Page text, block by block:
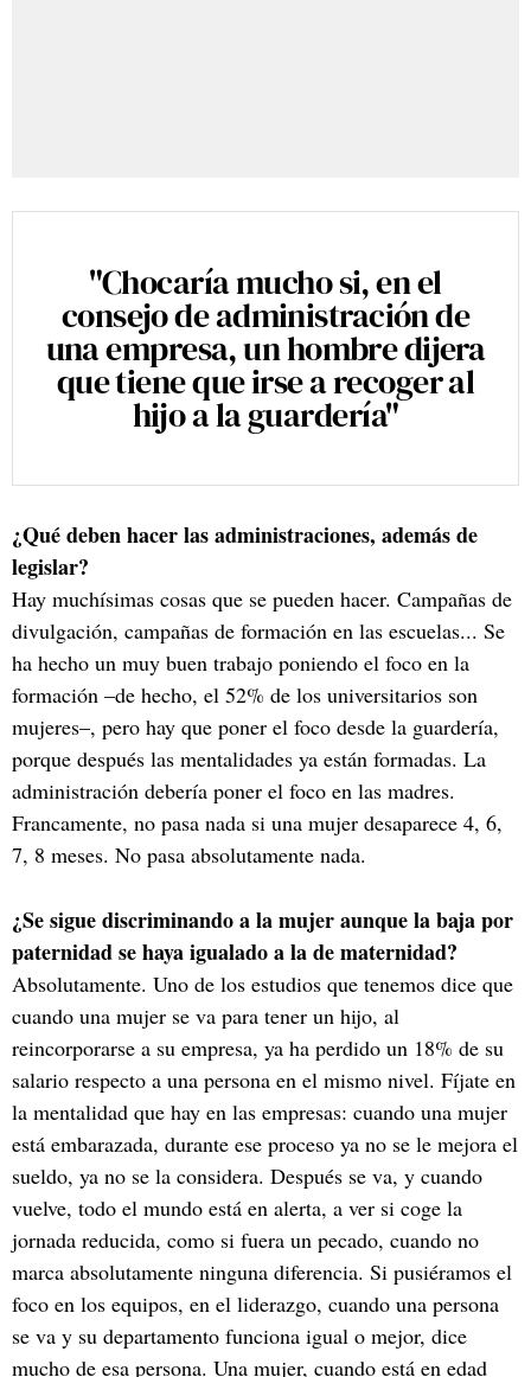
"Chocaría mucho si, en el
consejo de administración de
una empresa, un hombre dijera
que tiene que irse a recoger al
hijo a la guardería"
¿Qué deben hacer las administraciones, además de
legislar?
Hay muchísimas cosas que se pueden hacer. Campañas de
divulgación, campañas de formación en las escuelas... Se
ha hecho un muy buen trabajo poniendo el foco en la
formación –de hecho, el 52% de los universitarios son
mujeres–, pero hay que poner el foco desde la guardería,
porque después las mentalidades ya están formadas. La
administración debería poner el foco en las madres.
Francamente, no pasa nada si una mujer desaparece 4, 6,
7, 8 meses. No pasa absolutamente nada.
¿Se sigue discriminando a la mujer aunque la baja por
paternidad se haya igualado a la de maternidad?
Absolutamente. Uno de los estudios que tenemos dice que
cuando una mujer se va para tener un hijo, al
reincorporarse a su empresa, ya ha perdido un 18% de su
salario respecto a una persona en el mismo nivel. Fíjate en
la mentalidad que hay en las empresas: cuando una mujer
está embarazada, durante ese proceso ya no se le mejora el
sueldo, ya no se la considera. Después se va, y cuando
vuelve, todo el mundo está en alerta, a ver si coge la
jornada reducida, como si fuera un pecado, cuando no
marca absolutamente ninguna diferencia. Si pusiéramos el
foco en los equipos, en el liderazgo, cuando una persona
se va y su departamento funciona igual o mejor, dice
mucho de esa persona. Una mujer, cuando está en edad